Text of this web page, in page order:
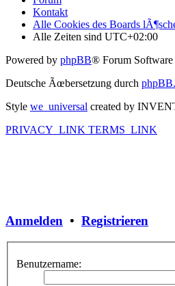
Kontakt
Alle Cookies des Boards
Alle Zeiten sind UTC+02:00
Powered by phpBB® Forum
Deutsche Ãœbersetzung durch
Style we_universal created by
PRIVACY_LINK TERMS_LINK
Anmelden • Registrieren
Benutzername: